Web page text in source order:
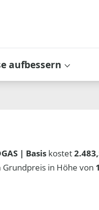
aufbessern
| Basis kostet
in Höhe von